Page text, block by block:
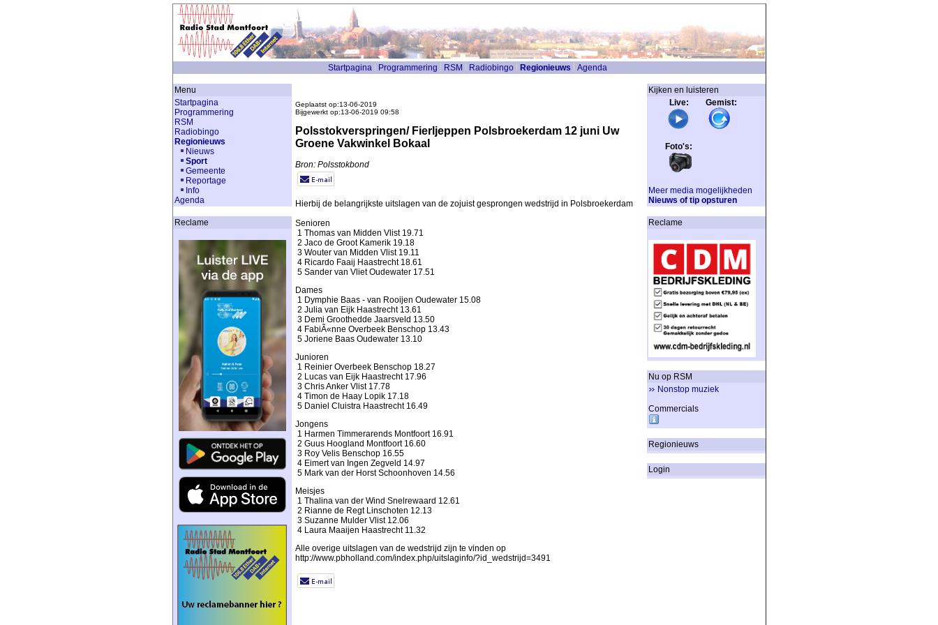
Startpagina Programmering RSM Radiobingo Regionieuws Agenda
Menu
Startpagina
Programmering
RSM
Radiobingo
Regionieuws
Nieuws
Sport
Gemeente
Reportage
Info
Agenda
Reclame
Geplaatst op:13-06-2019
Bijgewerkt op:13-06-2019 09:58
Polsstokverspringen/ Fierljeppen Polsbroekerdam 12 juni Uw
Groene Vakwinkel Bokaal
Bron: Polsstokbond
Hierbij de belangrijkste uitslagen van de zojuist gesprongen wedstrijd in Polsbroekerdam
Senioren
1 Thomas van Midden Vlist 19.71
2 Jaco de Groot Kamerik 19.18
3 Wouter van Midden Vlist 19.11
4 Ricardo Faaij Haastrecht 18.61
5 Sander van Vliet Oudewater 17.51
Dames
1 Dymphie Baas - van Rooijen Oudewater 15.08
2 Julia van Eijk Haastrecht 13.61
3 Demi Groothedde Jaarsveld 13.50
4 FabiÃ«nne Overbeek Benschop 13.43
5 Joriene Baas Oudewater 13.10
Junioren
1 Reinier Overbeek Benschop 18.27
2 Lucas van Eijk Haastrecht 17.96
3 Chris Anker Vlist 17.78
4 Timon de Haay Lopik 17.18
5 Daniel Cluistra Haastrecht 16.49
Jongens
1 Harmen Timmerarends Montfoort 16.91
2 Guus Hoogland Montfoort 16.60
3 Roy Velis Benschop 16.55
4 Eimert van Ingen Zegveld 14.97
5 Mark van der Horst Schoonhoven 14.56
Meisjes
1 Thalina van der Wind Snelrewaard 12.61
2 Rianne de Regt Linschoten 12.13
3 Suzanne Mulder Vlist 12.06
4 Laura Maaijen Haastrecht 11.32
Alle overige uitslagen van de wedstrijd zijn te vinden op
http://www.pbholland.com/index.php/uitslaginfo/?id_wedstrijd=3491
Kijken en luisteren
Live: Gemist:
Foto's:
Meer media mogelijkheden
Nieuws of tip opsturen
Reclame
Nu op RSM
Nonstop muziek
Commercials
Regionieuws
Login